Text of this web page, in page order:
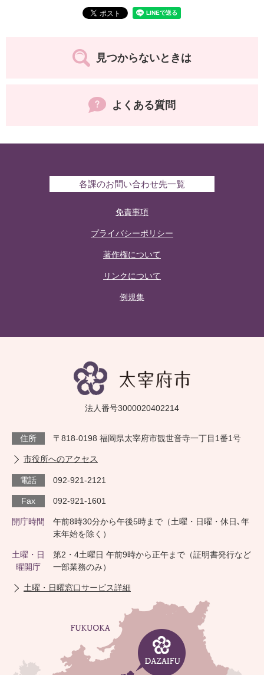
見つからないときは
よくある質問
各課のお問い合わせ先一覧
免責事項
プライバシーポリシー
著作権について
リンクについて
例規集
法人番号3000020402214
住所 〒818-0198 福岡県太宰府市観世音寺一丁目1番1号
市役所へのアクセス
電話 092-921-2121
Fax 092-921-1601
開庁時間
午前8時30分から午後5時まで（土曜・日曜・休日､年
末年始を除く）
土曜・日
曜開庁
第2・4土曜日 午前9時から正午まで（証明書発行など
一部業務のみ）
土曜・日曜窓口サービス詳細